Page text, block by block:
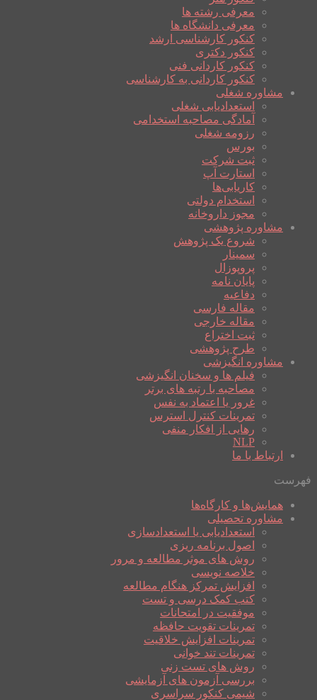
معرفی رشته ها
معرفی دانشگاه ها
کنکور کارشناسی ارشد
کنکور دکتری
کنکور کاردانی فنی
کنکور کاردانی به کارشناسی
مشاوره شغلی
استعدادیابی شغلی
آمادگی مصاحبه استخدامی
رزومه شغلی
بورس
ثبت شرکت
استارت آپ
کاریابی‌ها
استخدام دولتی
مجوز داروخانه
مشاوره پژوهشی
شروع یک پژوهش
سمینار
پروپوزال
پایان نامه
دفاعیه
مقاله فارسی
مقاله خارجی
ثبت اختراع
طرح پژوهشی
مشاوره انگیزشی
فیلم ها و سخنان انگیزشی
مصاحبه با رتبه های برتر
غرور یا اعتماد به نفس
تمرینات کنترل استرس
رهایی از افکار منفی
NLP
ارتباط با ما
فهرست
همایش‌ها و کارگاه‌ها
مشاوره تحصیلی
استعدادیابی یا استعدادسازی
اصول برنامه ریزی
روش های موثر مطالعه و مرور
خلاصه نویسی
افزایش تمرکز هنگام مطالعه
کتب کمک درسی و تست
موفقیت در امتحانات
تمرینات تقویت حافظه
تمرینات افزایش خلاقیت
تمرینات تند خوانی
روش های تست زنی
بررسی آزمون های آزمایشی
شیمی کنکور سراسری